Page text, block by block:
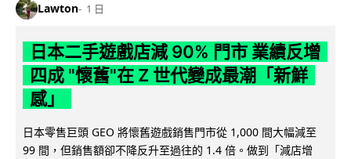
Lawton 1 日
日本二手遊戲店減 90% 門市 業績反增
四成 "懷舊"在 Z 世代變成最潮「新鮮
感」
日本零售巨頭 GEO 將懷舊遊戲銷售門市從 1,000 間大幅減至
99 間，但銷售額卻不降反升至過往的 1.4 倍。做到「減店增